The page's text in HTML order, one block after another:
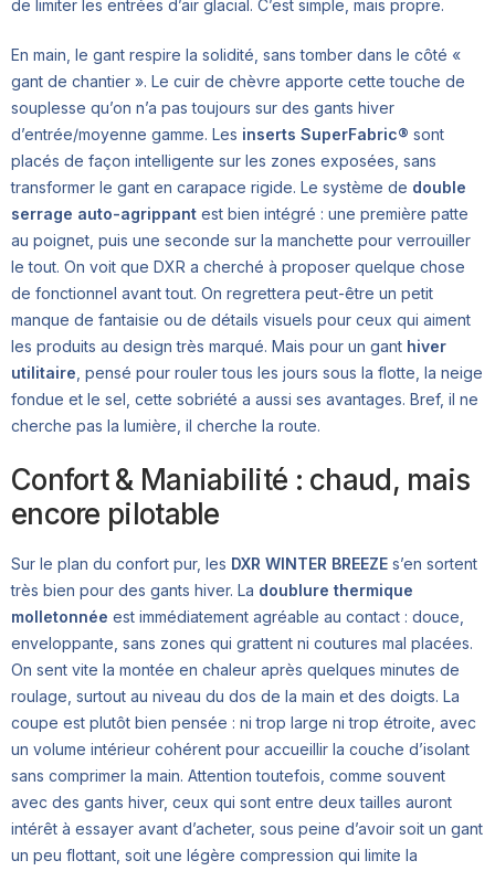
de limiter les entrées d’air glacial. C’est simple, mais propre.
En main, le gant respire la solidité, sans tomber dans le côté «
gant de chantier ». Le cuir de chèvre apporte cette touche de
souplesse qu’on n’a pas toujours sur des gants hiver
d’entrée/moyenne gamme. Les inserts SuperFabric® sont
placés de façon intelligente sur les zones exposées, sans
transformer le gant en carapace rigide. Le système de double
serrage auto-agrippant est bien intégré : une première patte
au poignet, puis une seconde sur la manchette pour verrouiller
le tout. On voit que DXR a cherché à proposer quelque chose
de fonctionnel avant tout. On regrettera peut-être un petit
manque de fantaisie ou de détails visuels pour ceux qui aiment
les produits au design très marqué. Mais pour un gant hiver
utilitaire , pensé pour rouler tous les jours sous la flotte, la neige
fondue et le sel, cette sobriété a aussi ses avantages. Bref, il ne
cherche pas la lumière, il cherche la route.
Confort & Maniabilité : chaud, mais
encore pilotable
Sur le plan du confort pur, les DXR WINTER BREEZE s’en sortent
très bien pour des gants hiver. La doublure thermique
molletonnée est immédiatement agréable au contact : douce,
enveloppante, sans zones qui grattent ni coutures mal placées.
On sent vite la montée en chaleur après quelques minutes de
roulage, surtout au niveau du dos de la main et des doigts. La
coupe est plutôt bien pensée : ni trop large ni trop étroite, avec
un volume intérieur cohérent pour accueillir la couche d’isolant
sans comprimer la main. Attention toutefois, comme souvent
avec des gants hiver, ceux qui sont entre deux tailles auront
intérêt à essayer avant d’acheter, sous peine d’avoir soit un gant
un peu flottant, soit une légère compression qui limite la